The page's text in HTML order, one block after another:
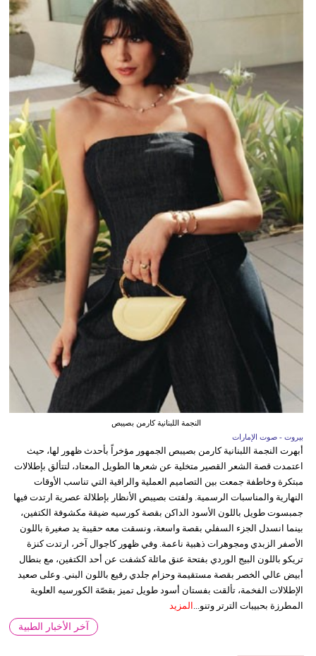
النجمة اللبنانية كارمن بصيبص
بيروت - صوت الإمارات
أبهرت النجمة اللبنانية كارمن بصيبص الجمهور مؤخراً بأحدث ظهور لها، حيث
اعتمدت قصة الشعر القصير متخلية عن شعرها الطويل المعتاد، لتتألق بإطلالات
مبتكرة وخاطفة جمعت بين التصاميم العملية والراقية التي تناسب الأوقات
النهارية والمناسبات الرسمية. ولفتت بصيبص الأنظار بإطلالة عصرية ارتدت فيها
جمبسوت طويل باللون الأسود الداكن بقصة كورسيه ضيقة مكشوفة الكتفين،
بينما انسدل الجزء السفلي بقصة واسعة، ونسقت معه حقيبة يد صغيرة باللون
الأصفر الزبدي ومجوهرات ذهبية ناعمة. وفي ظهور كاجوال آخر، ارتدت كنزة
تريكو باللون البيج الوردي بفتحة عنق مائلة كشفت عن أحد الكتفين، مع بنطال
أبيض عالي الخصر بقصة مستقيمة وحزام جلدي رفيع باللون البني. وعلى صعيد
الإطلالات الفخمة، تألقت بفستان أسود طويل تميز بقصّة الكورسيه العلوية
المطرزة بحبيبات الترتر وتنو... المزيد
آخر الأخبار الطبية